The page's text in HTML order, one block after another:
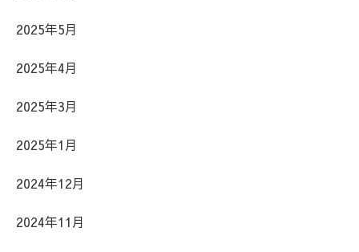
2025年5月
2025年4月
2025年3月
2025年1月
2024年12月
2024年11月